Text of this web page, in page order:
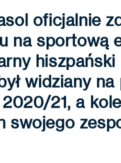
oficjalnie
na sportową
widziany
21, a
swojego